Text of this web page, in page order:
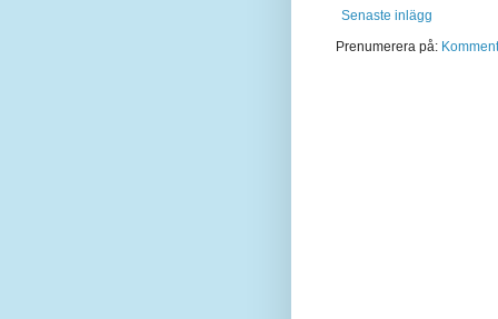
Senaste inlägg
Prenumerera på: